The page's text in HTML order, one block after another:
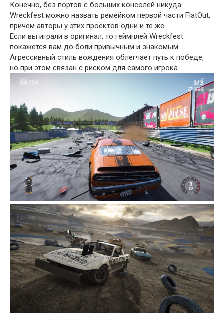
Конечно, без портов с больших консолей никуда.
Wreckfest можно назвать ремейком первой части FlatOut,
причем авторы у этих проектов одни и те же.
Если вы играли в оригинал, то геймплей Wreckfest
покажется вам до боли привычным и знакомым.
Агрессивный стиль вождения облегчает путь к победе,
но при этом связан с риском для самого игрока.